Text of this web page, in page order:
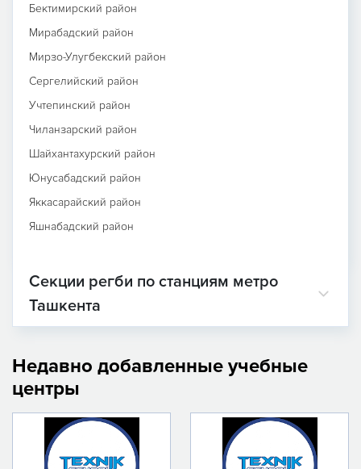
Бектимирский район
Мирабадский район
Мирзо-Улугбекский район
Сергелийский район
Учтепинский район
Чиланзарский район
Шайхантахурский район
Юнусабадский район
Яккасарайский район
Яшнабадский район
Секции регби по станциям метро
Ташкента
Недавно добавленные учебные
центры